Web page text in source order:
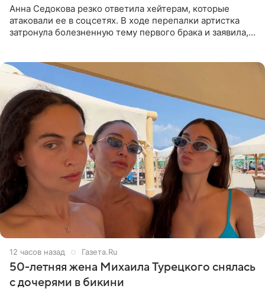
Анна Седокова резко ответила хейтерам, которые
атаковали ее в соцсетях. В ходе перепалки артистка
затронула болезненную тему первого брака и заявила,
12 часов назад Газета.Ru
50-летняя жена Михаила Турецкого снялась
с дочерями в бикини